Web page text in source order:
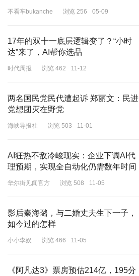
那你永远可以相信黑色大衣 ，
适合每个人，经典不过时，优雅又沉稳。
不看车bukanche 浏览 256 05-09
17年的双十一底层逻辑变了？“小时
达”来了，AI帮你选品
时代周报 浏览 462 11-12
两名国民党民代遭起诉 郑丽文：民进
党想团灭在野党
海峡导报社 浏览 503 11-01
AI狂热不敌冷峻现实：企业下调AI代
理预期，实现全自动化仍需数年时间
华尔街见闻官方 浏览 508 11-05
影后秦海璐，与二婚丈夫生下一子，
如今过的怎样
小小李娱 浏览 466 11-05
《阿凡达3》票房预估214亿，195分